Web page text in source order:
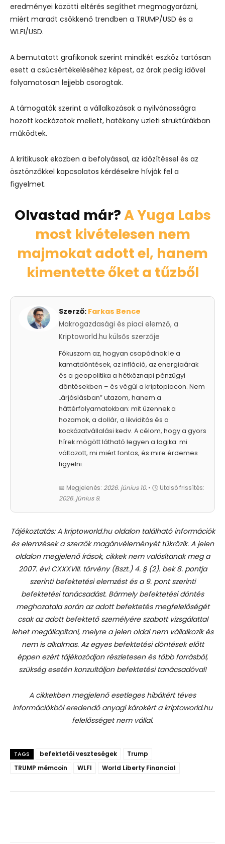
eredményei közötti eltérés segíthet megmagyarázni,
miért maradt csökkenő trendben a TRUMP/USD és a
WLFI/USD.
A bemutatott grafikonok szerint mindkét eszköz tartósan
esett a csúcsértékeléséhez képest, az árak pedig idővel
folyamatosan lejjebb csorogtak.
A támogatók szerint a vállalkozások a nyilvánosságra
hozott kockázatok mellett, hatékony üzleti struktúrákban
működtek.
A kritikusok eközben a befolyással, az időzítéssel és az
ösztönzőkkel kapcsolatos kérdésekre hívják fel a
figyelmet.
Olvastad már?A Yuga Labs
most kivételesen nem
majmokat adott el, hanem
kimentette őket a tűzből
Szerző: Farkas Bence
Makrogazdasági és piaci elemző, a
Kriptoworld.hu külsős szerzője
Fókuszom az, hogyan csapódnak le a
kamatdöntések, az infláció, az energiaárak
és a geopolitika a hétköznapi pénzügyi
döntésekben – és végül a kriptopiacon. Nem
„árjóslásban” utazom, hanem a
háttérfolyamatokban: mit üzennek a
hozamok, a dollár, a likviditás és a
kockázatvállalási kedv. A célom, hogy a gyors
hírek mögött látható legyen a logika: mi
változott, mi miért fontos, és mire érdemes
figyelni.
📅 Megjelenés: 2026. június 10. • 🕓 Utolsó frissítés:
2026. június 9.
Tájékoztatás: A kriptoworld.hu oldalon található információk
és elemzések a szerzők magánvéleményét tükrözik. A jelen
oldalon megjelenő írások, cikkek nem valósítanak meg a
2007. évi CXXXVIII. törvény (Bszt.) 4. § (2). bek 8. pontja
szerinti befektetési elemzést és a 9. pont szerinti
befektetési tanácsadást. Bármely befektetési döntés
meghozatala során az adott befektetés megfelelőségét
csak az adott befektető személyére szabott vizsgálattal
lehet megállapítani, melyre a jelen oldal nem vállalkozik és
nem is alkalmas. Az egyes befektetési döntések előtt
éppen ezért tájékozódjon részletesen és több forrásból,
szükség esetén konzultáljon befektetési tanácsadóval!
A cikkekben megjelenő esetleges hibákért téves
információkból eredendő anyagi károkért a kriptoworld.hu
felelősséget nem vállal.
TAGS befektetői veszteségek
Trump
TRUMP mémcoin
WLFI World Liberty Financial